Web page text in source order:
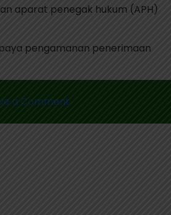
aparat penegak hukum (APH)
pengamanan penerimaan
a Comment